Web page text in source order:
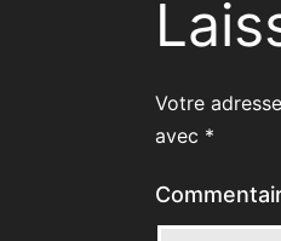
Votre
avec *